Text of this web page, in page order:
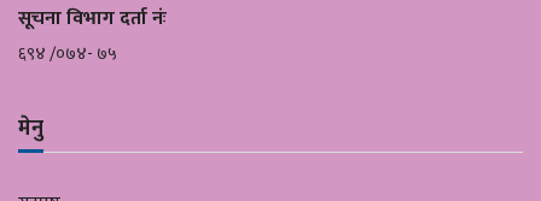
सूचना विभाग दर्ता नंः
६९४ /०७४- ७५
मेनु